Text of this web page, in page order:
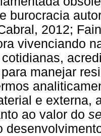
burocracia
2012;
vivenciando
manejar
e externa,
ao valor do